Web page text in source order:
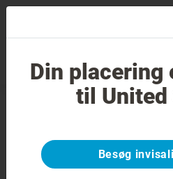
Smilvurdering
404-fejl
Få vendt smilet om
Denne side er ikke
Din
til United
Besøg